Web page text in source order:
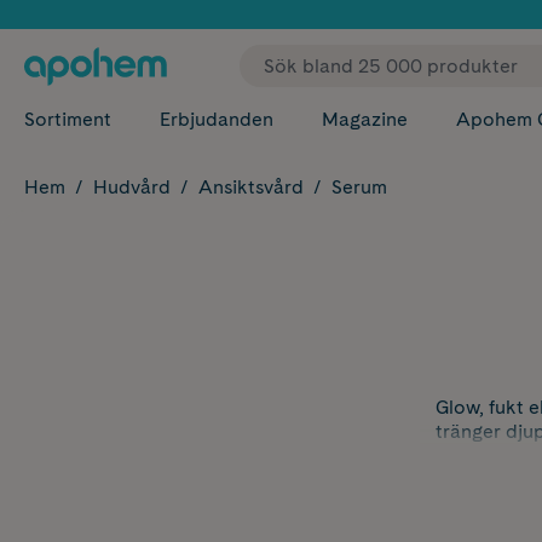
✓ Fri
Sortiment Erbjudanden Magazine Apohem
Hem Hudvård Ansiktsvård Serum
Glow, fukt
tränger